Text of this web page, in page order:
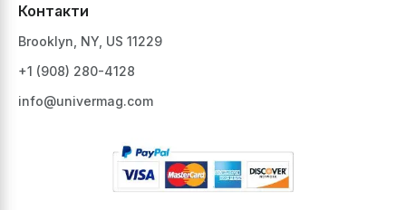
зараженню, допомагають впоратися з болем
і приносять довгоочікуване полегшення.
Види спреїв для горла та розчинів
для полоскання
такого типу. Залежно від складу та активних
компонентів усі спреї, рідини та засоби для
догляду за горлом можна класифікувати на
Контакти
Brooklyn, NY, US 11229
+1 ‪(908) 280-4128‬
info@univermag.com